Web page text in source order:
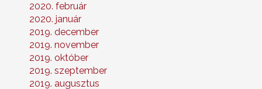
2020. február
2020. január
2019. december
2019. november
2019. október
2019. szeptember
2019. augusztus